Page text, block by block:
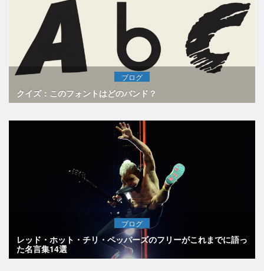
ブログ
クイズ：このフォントはどのバンド？
ブログ
レッド・ホット・チリ・ペッパーズのフリーがこれまでに語っ
た名言集14選